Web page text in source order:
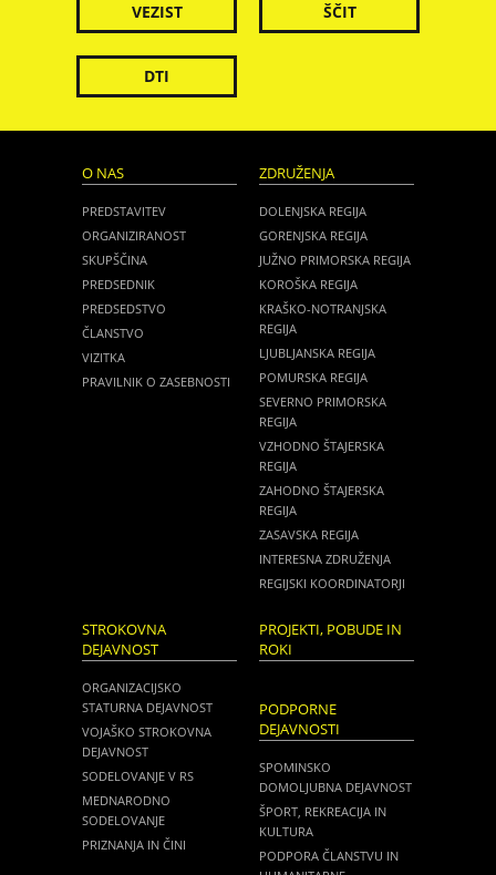
VEZIST ŠČIT
DTI
O NAS
PREDSTAVITEV
ORGANIZIRANOST
SKUPŠČINA
PREDSEDNIK
PREDSEDSTVO
ČLANSTVO
VIZITKA
PRAVILNIK O ZASEBNOSTI
ZDRUŽENJA
DOLENJSKA REGIJA
GORENJSKA REGIJA
JUŽNO PRIMORSKA REGIJA
KOROŠKA REGIJA
KRAŠKO-NOTRANJSKA
REGIJA
LJUBLJANSKA REGIJA
POMURSKA REGIJA
SEVERNO PRIMORSKA
REGIJA
VZHODNO ŠTAJERSKA
REGIJA
ZAHODNO ŠTAJERSKA
REGIJA
ZASAVSKA REGIJA
INTERESNA ZDRUŽENJA
REGIJSKI KOORDINATORJI
STROKOVNA
DEJAVNOST
ORGANIZACIJSKO
STATURNA DEJAVNOST
VOJAŠKO STROKOVNA
DEJAVNOST
SODELOVANJE V RS
MEDNARODNO
SODELOVANJE
PRIZNANJA IN ČINI
PROJEKTI, POBUDE IN
ROKI
PODPORNE
DEJAVNOSTI
SPOMINSKO
DOMOLJUBNA DEJAVNOST
ŠPORT, REKREACIJA IN
KULTURA
PODPORA ČLANSTVU IN